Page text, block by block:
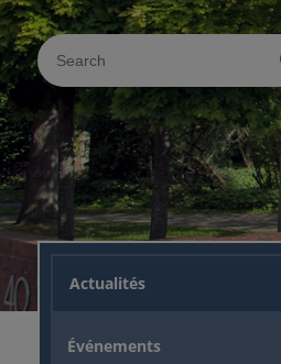
Sucheingabe
Actualités
Événements